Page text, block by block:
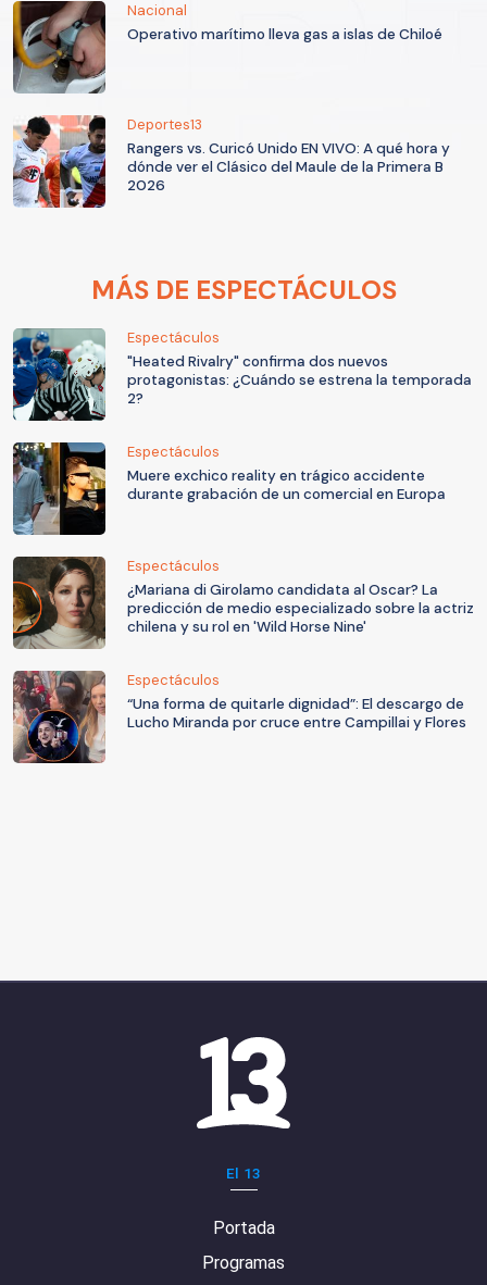
Nacional
Operativo marítimo lleva gas a islas de Chiloé
Deportes13
Rangers vs. Curicó Unido EN VIVO: A qué hora y
dónde ver el Clásico del Maule de la Primera B
2026
MÁS DE ESPECTÁCULOS
Espectáculos
"Heated Rivalry" confirma dos nuevos
protagonistas: ¿Cuándo se estrena la temporada
2?
Espectáculos
Muere exchico reality en trágico accidente
durante grabación de un comercial en Europa
Espectáculos
¿Mariana di Girolamo candidata al Oscar? La
predicción de medio especializado sobre la actriz
chilena y su rol en 'Wild Horse Nine'
Espectáculos
“Una forma de quitarle dignidad”: El descargo de
Lucho Miranda por cruce entre Campillai y Flores
El 13
Portada
Programas